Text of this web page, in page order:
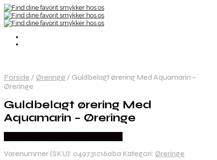
Forside / Øreringe / Guldbelagt ørering Med Aquamarin –
Øreringe
Guldbelagt ørering Med
Aquamarin – Øreringe
Varenummer (SKU): 049731c16aba Kategori: Øreringe